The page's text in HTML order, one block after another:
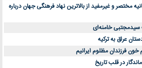
مختصر و غیرمفید از بالاترین نهاد فرهنگی جهان درباره
خامنه‌ای
عراق به ترکیه
فرزندان مظلوم ایرانیم
در قلب تاریخ